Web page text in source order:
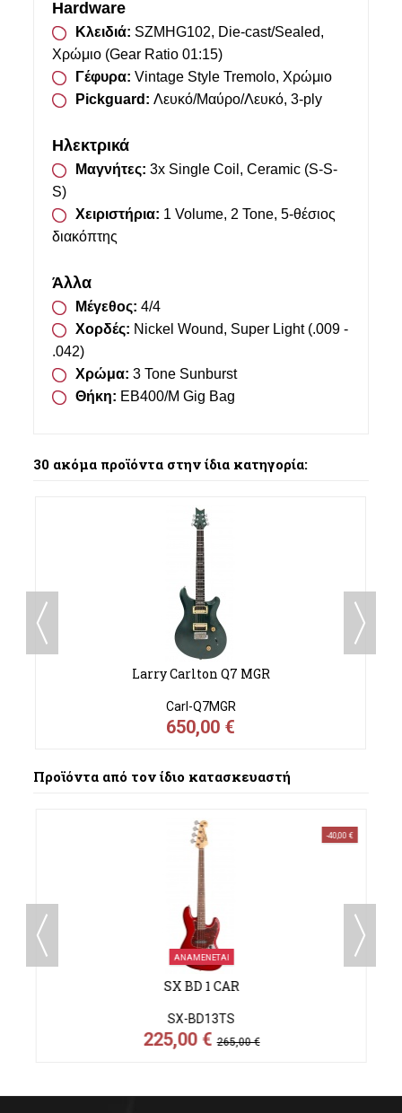
Hardware
Κλειδιά: SZMHG102, Die-cast/Sealed,
Χρώμιο (Gear Ratio 01:15)
Γέφυρα: Vintage Style Tremolo, Χρώμιο
Pickguard: Λευκό/Μαύρο/Λευκό, 3-ply
Ηλεκτρικά
Μαγνήτες: 3x Single Coil, Ceramic (S-S-
S)
Χειριστήρια: 1 Volume, 2 Tone, 5-θέσιος
διακόπτης
Άλλα
Μέγεθος: 4/4
Χορδές: Nickel Wound, Super Light (.009 -
.042)
Χρώμα: 3 Tone Sunburst
Θήκη: EB400/M Gig Bag
30 ακόμα προϊόντα στην ίδια κατηγορία:
Larry Carlton Q7 MGR
Carl-Q7MGR
650,00 €
Προϊόντα από τον ίδιο κατασκευαστή
-40,00 €
ΑΝΑΜΈΝΕΤΑΙ
SX BD 1 CAR
SX-BD13TS
225,00 € 265,00 €